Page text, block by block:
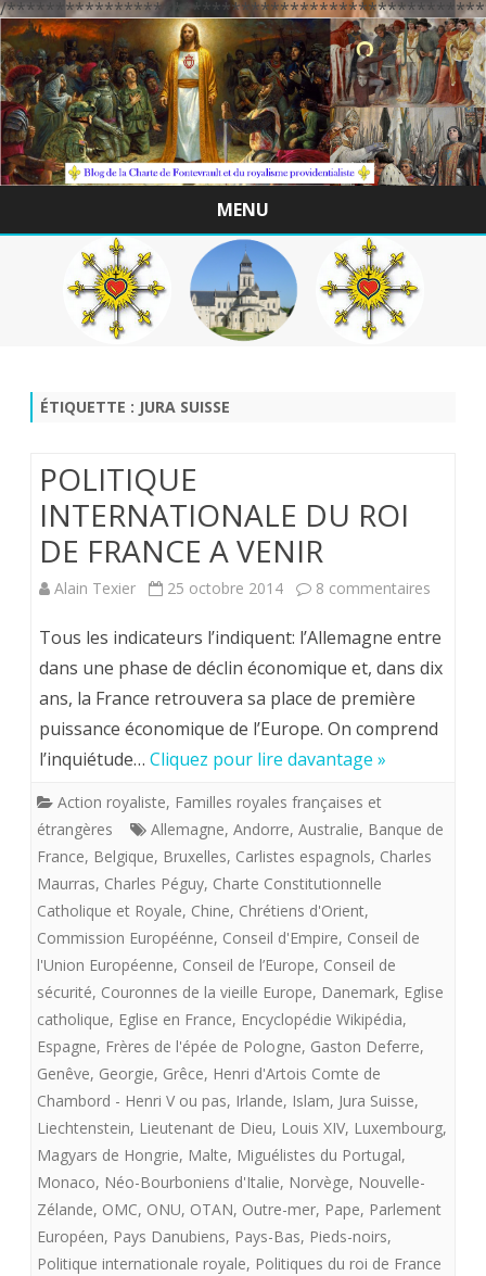
/
MENU
Skip
to
content
ÉTIQUETTE : JURA SUISSE
POLITIQUE
INTERNATIONALE DU ROI
DE FRANCE A VENIR
Alain Texier 25 octobre 2014 8 commentaires
ROI
A
Tous les indicateurs l’indiquent: l’Allemagne entre
dans une phase de déclin économique et, dans dix
ans, la France retrouvera sa place de première
puissance économique de l’Europe. On comprend
l’inquiétude… Cliquez pour lire davantage »
Action royaliste, Familles royales françaises et
étrangères
Allemagne, Andorre, Australie, Banque de
France, Belgique, Bruxelles, Carlistes espagnols, Charles
Maurras, Charles Péguy, Charte Constitutionnelle
Catholique et Royale, Chine, Chrétiens d'Orient,
Commission Européénne, Conseil d'Empire, Conseil de
l'Union Européenne, Conseil de l’Europe, Conseil de
sécurité, Couronnes de la vieille Europe, Danemark, Eglise
catholique, Eglise en France, Encyclopédie Wikipédia,
Espagne, Frères de l'épée de Pologne, Gaston Deferre,
Genêve, Georgie, Grêce, Henri d'Artois Comte de
Chambord - Henri V ou pas, Irlande, Islam, Jura Suisse,
Liechtenstein, Lieutenant de Dieu, Louis XIV, Luxembourg,
Magyars de Hongrie, Malte, Miguélistes du Portugal,
Monaco, Néo-Bourboniens d'Italie, Norvège, Nouvelle-
Zélande, OMC, ONU, OTAN, Outre-mer, Pape, Parlement
Européen, Pays Danubiens, Pays-Bas, Pieds-noirs,
Politique internationale royale, Politiques du roi de France